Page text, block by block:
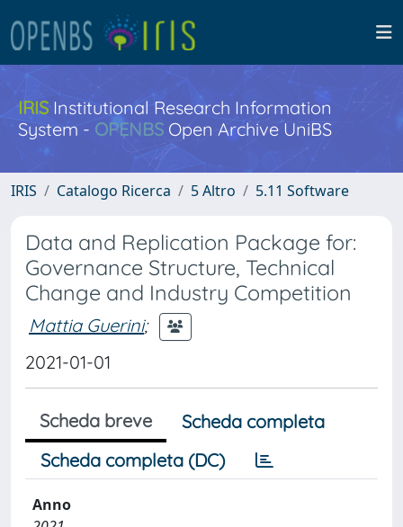
IRISInstitutional Research Information
System - OPENBS Open Archive UniBS
IRIS Catalogo Ricerca 5 Altro 5.11 Software
Data and Replication Package for:
Governance Structure, Technical
Change and Industry Competition
Mattia Guerini;
2021-01-01
Scheda breve
Scheda completa
Scheda completa (DC)
Anno